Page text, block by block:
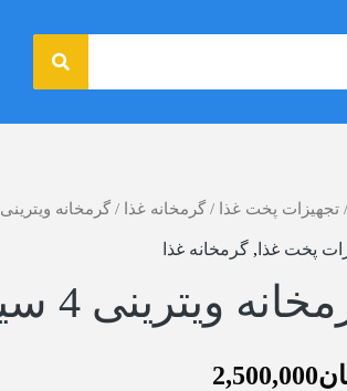
/ تجهیزات پخت غذا / گرمخانه غذا / گرمخانه ویترینی 4 سینی
پخت غذا , گرمخانه غذا
ویترینی 4 سینی
2,500,000